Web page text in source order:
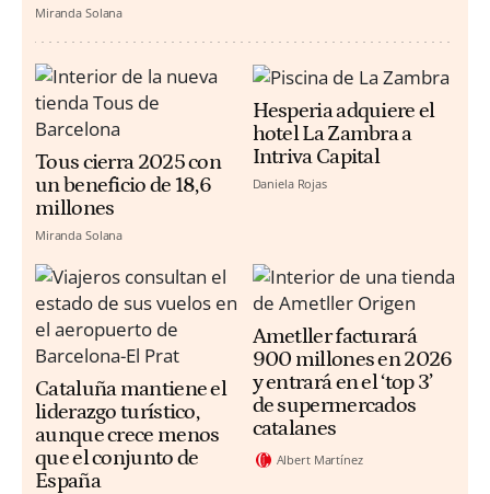
Miranda Solana
Tous cierra 2025 con
un beneficio de 18,6
millones
Miranda Solana
Hesperia adquiere el
hotel La Zambra a
Intriva Capital
Daniela Rojas
Cataluña mantiene el
liderazgo turístico,
aunque crece menos
que el conjunto de
España
Ametller facturará
900 millones en 2026
y entrará en el ‘top 3’
de supermercados
catalanes
Albert Martínez